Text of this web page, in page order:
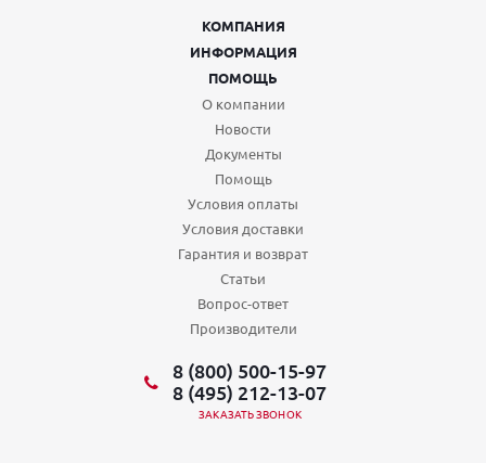
КОМПАНИЯ
ИНФОРМАЦИЯ
ПОМОЩЬ
О компании
Новости
Документы
Помощь
Условия оплаты
Условия доставки
Гарантия и возврат
Статьи
Вопрос-ответ
Производители
8 (800) 500-15-97
8 (495) 212-13-07
ЗАКАЗАТЬ ЗВОНОК